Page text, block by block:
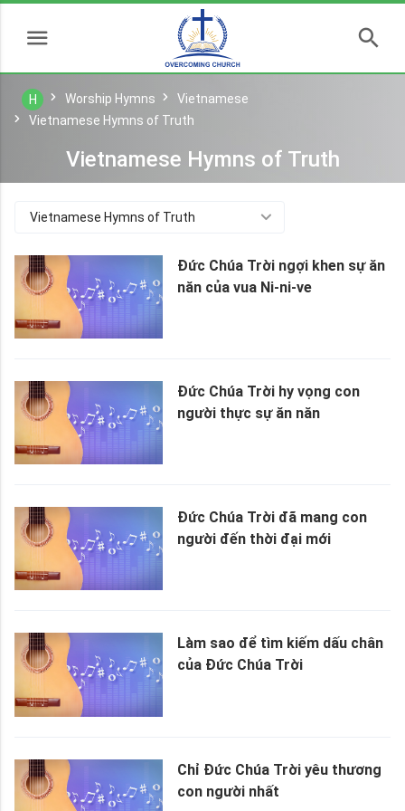
H Worship Hymns
Vietnamese
Vietnamese Hymns of Truth
Vietnamese Hymns of Truth
Vietnamese Hymns of Truth
Đức Chúa Trời ngợi khen sự ăn
năn của vua Ni-ni-ve
Đức Chúa Trời hy vọng con
người thực sự ăn năn
Đức Chúa Trời đã mang con
người đến thời đại mới
Làm sao để tìm kiếm dấu chân
của Đức Chúa Trời
Chỉ Đức Chúa Trời yêu thương
con người nhất